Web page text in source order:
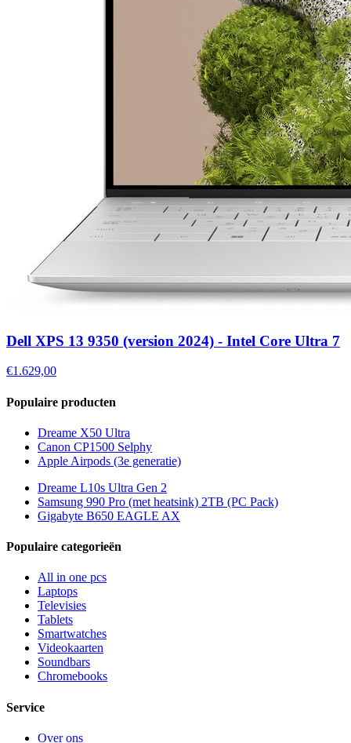
Dell XPS 13 9350 (version 2024) - Intel Core Ultra 7
€1.629,00
Populaire producten
Dreame X50 Ultra
Canon CP1500 Selphy
Apple Airpods (3e generatie)
Dreame L10s Ultra Gen 2
Samsung 990 Pro (met heatsink) 2TB (PC Pack)
Gigabyte B650 EAGLE AX
Populaire categorieën
All in one pcs
Laptops
Televisies
Tablets
Smartwatches
Videokaarten
Soundbars
Chromebooks
Service
Over ons